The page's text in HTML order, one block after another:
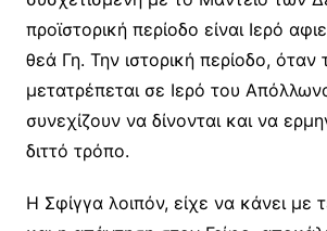
προϊστορική περίοδο είναι Ιερό
θεά Γη. Την ιστορική περίοδο, όταν
μετατρέπεται σε Ιερό του
συνεχίζουν να δίνονται και να
διττό τρόπο.
Η Σφίγγα λοιπόν, είχε να κάνει με